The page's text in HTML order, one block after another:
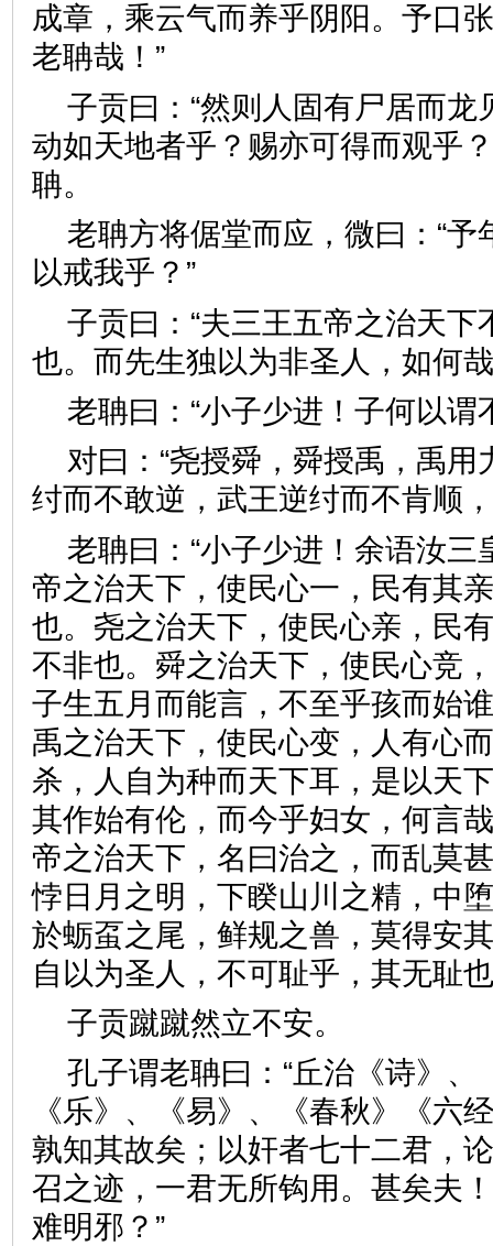
成章，乘云气而养乎阴阳。予口
老聃哉！”
子贡曰：“然则人固有尸居而龙
动如天地者乎？赐亦可得而观乎
聃。
老聃方将倨堂而应，微曰：“予
以戒我乎？”
子贡曰：“夫三王五帝之治天下
也。而先生独以为非圣人，如
老聃曰：“小子少进！子何
对曰：“尧授舜，舜授禹，禹用
纣而不敢逆，武王逆纣而不肯
老聃曰：“小子少进！余语汝三
帝之治天下，使民心一，民有其
也。尧之治天下，使民心亲，民
不非也。舜之治天下，使民心竞
子生五月而能言，不至乎孩而始
禹之治天下，使民心变，人有心
杀，人自为种而天下耳，是以天
其作始有伦，而今乎妇女，何言
帝之治天下，名曰治之，而乱莫
悖日月之明，下睽山川之精，中
於蛎虿之尾，鲜规之兽，莫得安
自以为圣人，不可耻乎，其无
子贡蹴蹴然立不安。
孔子谓老聃曰：“丘治《诗》、
《乐》、《易》、《春秋》《六
孰知其故矣；以奸者七十二君，
召之迹，一君无所钩用。甚矣夫
难明邪？”